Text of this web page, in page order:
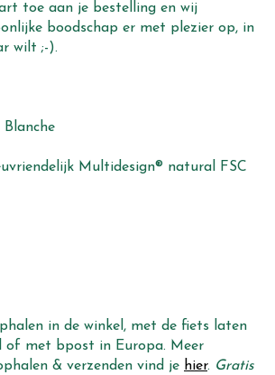
toe aan je bestelling en wij
boodschap er met plezier op, in
wilt ;-).
Multidesign® natural FSC
in de winkel, met de fiets laten
of met bpost in Europa. Meer
& verzenden vind je hier. Gratis